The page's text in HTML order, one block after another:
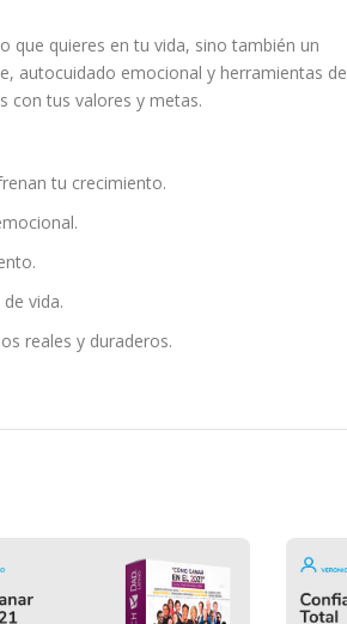
que quieres en tu vida, sino también un
autocuidado emocional y herramientas de
con tus valores y metas.
tu crecimiento.
vida.
reales y duraderos.
potenciadores.
y visión personal.